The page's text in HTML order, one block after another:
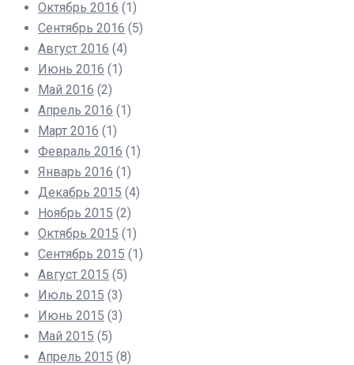
Октябрь 2016 (1)
Сентябрь 2016 (5)
Август 2016 (4)
Июнь 2016 (1)
Май 2016 (2)
Апрель 2016 (1)
Март 2016 (1)
Февраль 2016 (1)
Январь 2016 (1)
Декабрь 2015 (4)
Ноябрь 2015 (2)
Октябрь 2015 (1)
Сентябрь 2015 (1)
Август 2015 (5)
Июль 2015 (3)
Июнь 2015 (3)
Май 2015 (5)
Апрель 2015 (8)